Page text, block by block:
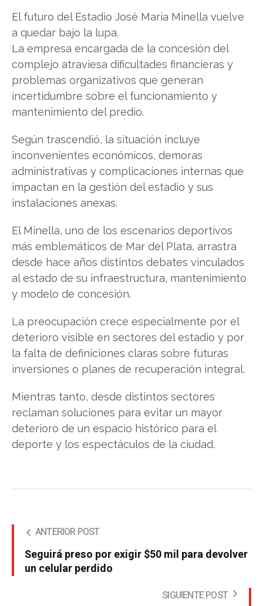
El futuro del Estadio José María Minella vuelve
a quedar bajo la lupa.
La empresa encargada de la concesión del
complejo atraviesa dificultades financieras y
problemas organizativos que generan
incertidumbre sobre el funcionamiento y
mantenimiento del predio.
Según trascendió, la situación incluye
inconvenientes económicos, demoras
administrativas y complicaciones internas que
impactan en la gestión del estadio y sus
instalaciones anexas.
El Minella, uno de los escenarios deportivos
más emblemáticos de Mar del Plata, arrastra
desde hace años distintos debates vinculados
al estado de su infraestructura, mantenimiento
y modelo de concesión.
La preocupación crece especialmente por el
deterioro visible en sectores del estadio y por
la falta de definiciones claras sobre futuras
inversiones o planes de recuperación integral.
Mientras tanto, desde distintos sectores
reclaman soluciones para evitar un mayor
deterioro de un espacio histórico para el
deporte y los espectáculos de la ciudad.
ANTERIOR POST
Seguirá preso por exigir $50 mil para devolver
un celular perdido
SIGUIENTE POST